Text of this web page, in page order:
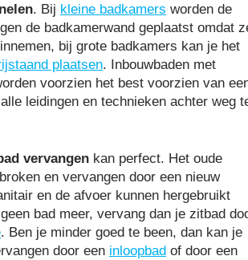
. Bij kleine badkamers worden de
de badkamerwand geplaatst omdat
bij grote badkamers kan je het
plaatsen. Inbouwbaden met
voorzien het best voorzien van
leidingen en technieken achter weg
vervangen kan perfect. Het oude
en vervangen door een nieuw
en de afvoer kunnen hergebruikt
bad meer, vervang dan je zitbad
. Ben je minder goed te been, dan kan je
door een inloopbad of door een